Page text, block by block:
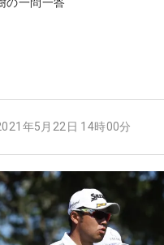
年5月22日 14時00分